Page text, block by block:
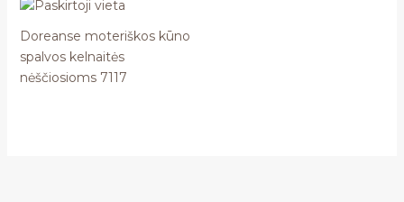
Doreanse moteriškos kūno
spalvos kelnaitės
nėščiosioms 7117